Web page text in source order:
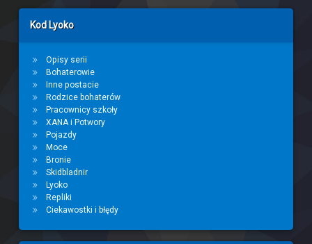
Left Sidebar
Kod Lyoko
Opisy serii
Bohaterowie
Inne postacie
Rodzice bohaterów
Pracownicy szkoły
XANA i Potwory
Pojazdy
Moce
Bronie
Skidbladnir
Lyoko
Repliki
Ciekawostki i błędy